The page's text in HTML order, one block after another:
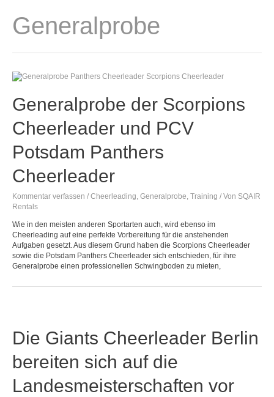
springenGeneralprobe
Generalprobe der Scorpions
Cheerleader und PCV
Potsdam Panthers
Cheerleader
Kommentar verfassen / Cheerleading, Generalprobe, Training / Von SQAIR
Rentals
Wie in den meisten anderen Sportarten auch, wird ebenso im
Cheerleading auf eine perfekte Vorbereitung für die anstehenden
Aufgaben gesetzt. Aus diesem Grund haben die Scorpions Cheerleader
sowie die Potsdam Panthers Cheerleader sich entschieden, für ihre
Generalprobe einen professionellen Schwingboden zu mieten,
Die Giants Cheerleader Berlin
bereiten sich auf die
Landesmeisterschaften vor